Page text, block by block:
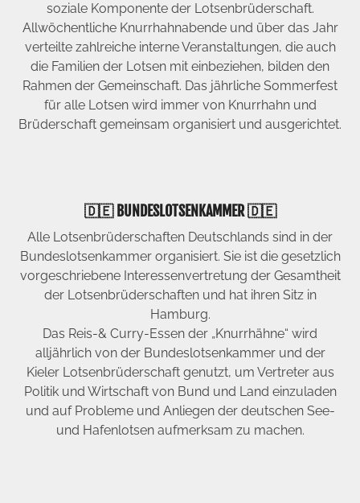
soziale Komponente der Lotsenbrüderschaft.
Allwöchentliche Knurrhahnabende und über das Jahr
verteilte zahlreiche interne Veranstaltungen, die auch
die Familien der Lotsen mit einbeziehen, bilden den
Rahmen der Gemeinschaft. Das jährliche Sommerfest
für alle Lotsen wird immer von Knurrhahn und
Brüderschaft gemeinsam organisiert und ausgerichtet.
🇩🇪 BUNDESLOTSENKAMMER 🇩🇪
Alle Lotsenbrüderschaften Deutschlands sind in der
Bundeslotsenkammer organisiert. Sie ist die gesetzlich
vorgeschriebene Interessenvertretung der Gesamtheit
der Lotsenbrüderschaften und hat ihren Sitz in
Hamburg.
Das Reis-& Curry-Essen der „Knurrhähne“ wird
alljährlich von der Bundeslotsenkammer und der
Kieler Lotsenbrüderschaft genutzt, um Vertreter aus
Politik und Wirtschaft von Bund und Land einzuladen
und auf Probleme und Anliegen der deutschen See-
und Hafenlotsen aufmerksam zu machen.